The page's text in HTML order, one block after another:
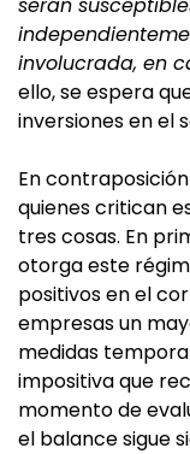
involucrada, en
ello, se espera
inversiones en el
En
quienes critican
tres cosas. En
otorga este
positivos en el
empresas un
medidas
impositiva que
momento de
el balance sigue